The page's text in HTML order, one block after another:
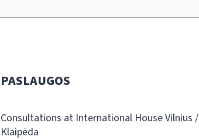
PASLAUGOS
Consultations at International House Vilnius /
Klaipėda